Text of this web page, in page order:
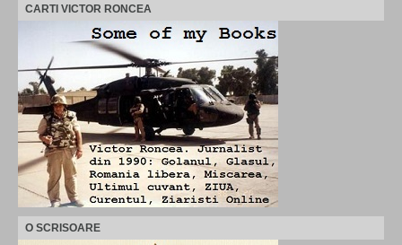
CARTI VICTOR RONCEA
O SCRISOARE